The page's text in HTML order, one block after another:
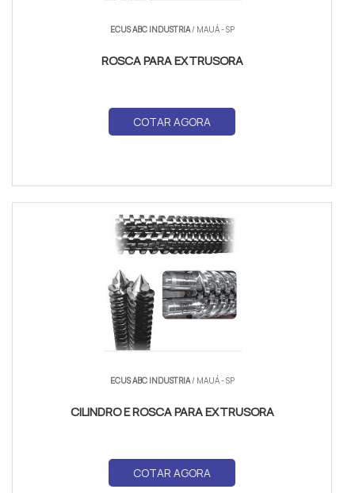
ECUS ABC INDUSTRIA/ MAUÁ - SP
ROSCA PARA EXTRUSORA
COTAR AGORA
ECUS ABC INDUSTRIA/ MAUÁ - SP
CILINDRO E ROSCA PARA EXTRUSORA
COTAR AGORA